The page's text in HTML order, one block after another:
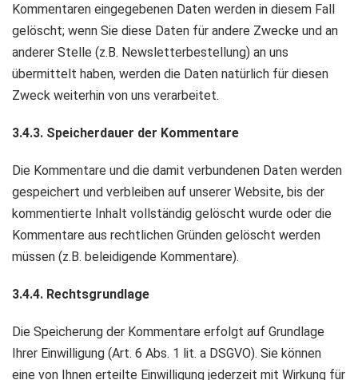
Kommentaren eingegebenen Daten werden in diesem Fall
gelöscht; wenn Sie diese Daten für andere Zwecke und an
anderer Stelle (z.B. Newsletterbestellung) an uns
übermittelt haben, werden die Daten natürlich für diesen
Zweck weiterhin von uns verarbeitet.
3.4.3. Speicherdauer der Kommentare
Die Kommentare und die damit verbundenen Daten werden
gespeichert und verbleiben auf unserer Website, bis der
kommentierte Inhalt vollständig gelöscht wurde oder die
Kommentare aus rechtlichen Gründen gelöscht werden
müssen (z.B. beleidigende Kommentare).
3.4.4. Rechtsgrundlage
Die Speicherung der Kommentare erfolgt auf Grundlage
Ihrer Einwilligung (Art. 6 Abs. 1 lit. a DSGVO). Sie können
eine von Ihnen erteilte Einwilligung jederzeit mit Wirkung für